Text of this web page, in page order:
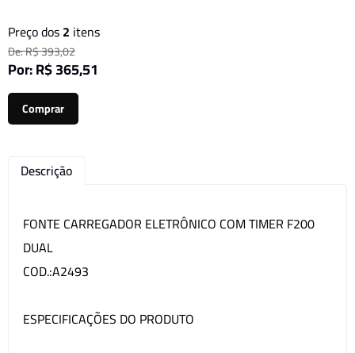
Preço dos2 itens
De: R$ 393,02
Por: R$ 365,51
Comprar
Descrição
FONTE CARREGADOR ELETRÔNICO COM TIMER F200
DUAL
COD.:A2493
ESPECIFICAÇÕES DO PRODUTO